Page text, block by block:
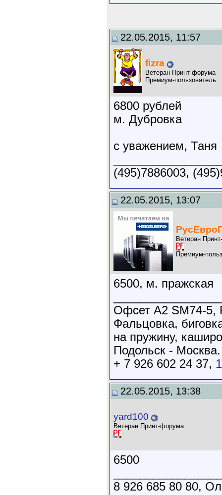
22.05.2015, 11:57
fizra
Ветеран Принт-форума
Премиум-пользователь
6800 рублей
м. Дубровка
с уважением, Таня
(495)7886003,
22.05.2015, 13:07
Ветеран
Премиум-
6500, м. пражская
Офсет А2 SM74-5,
Фальцовка,
на пружину,
Подольск - Москва.
+ 7 926 602 24 37,
22.05.2015, 13:38
yard100
Ветеран Принт-форума
6500
8 926 685 80 80,